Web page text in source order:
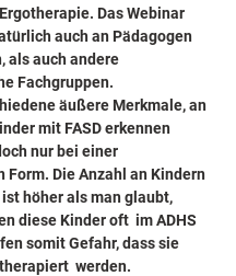
Das Webinar
auch an Pädagogen
als auch andere
Fachgruppen.
äußere Merkmale, an
mit FASD erkennen
nur bei einer
Form. Die Anzahl an Kindern
ist höher als man glaubt,
diese Kinder oft  im ADHS
somit Gefahr, dass sie
werden.